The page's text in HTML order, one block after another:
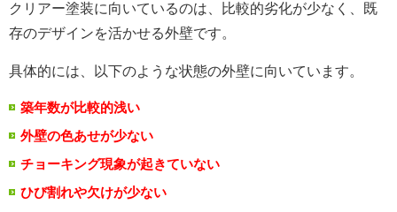
クリアー塗装に向いているのは、比較的劣化が少なく、既
存のデザインを活かせる外壁です。
具体的には、以下のような状態の外壁に向いています。
築年数が比較的浅い
外壁の色あせが少ない
チョーキング現象が起きていない
ひび割れや欠けが少ない